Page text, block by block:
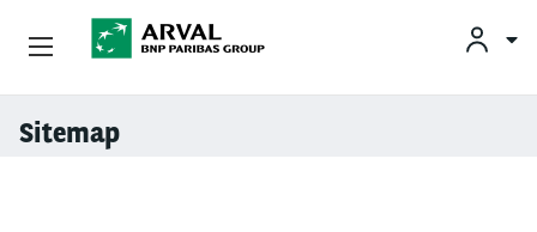
Gå til hovedindhold
Sitemap
Privatleasing